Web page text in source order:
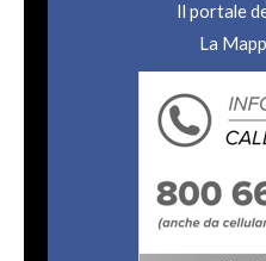
Il portale
La